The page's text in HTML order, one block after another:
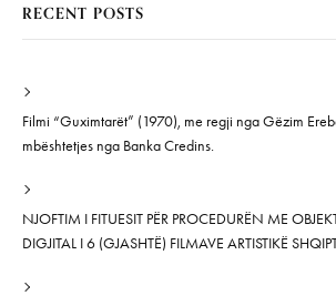
RECENT POSTS
Filmi “Guximtarët” (1970), me regji nga Gëzim
mbështetjes nga Banka Credins.
NJOFTIM I FITUESIT PËR PROCEDURËN ME
DIGJITAL I 6 (GJASHTË) FILMAVE ARTISTIKË